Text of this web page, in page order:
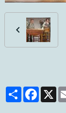
Partager X